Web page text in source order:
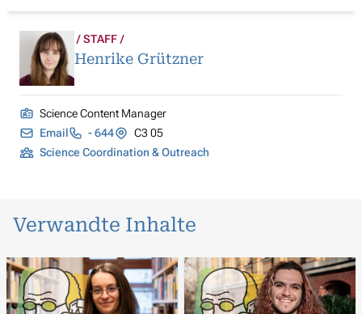
STAFF
Henrike Grützner
Science Content Manager
Email
- 644
C3 05
Science Coordination & Outreach
Verwandte Inhalte